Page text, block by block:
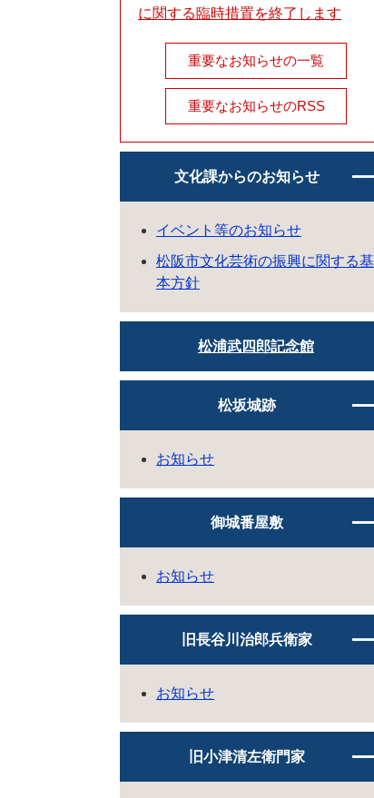
に関する臨時措置を終了します
重要なお知らせの一覧
重要なお知らせのRSS
文化課からのお知らせ
イベント等のお知らせ
松阪市文化芸術の振興に関する基
本方針
松浦武四郎記念館
松坂城跡
お知らせ
御城番屋敷
お知らせ
旧長谷川治郎兵衛家
お知らせ
旧小津清左衛門家